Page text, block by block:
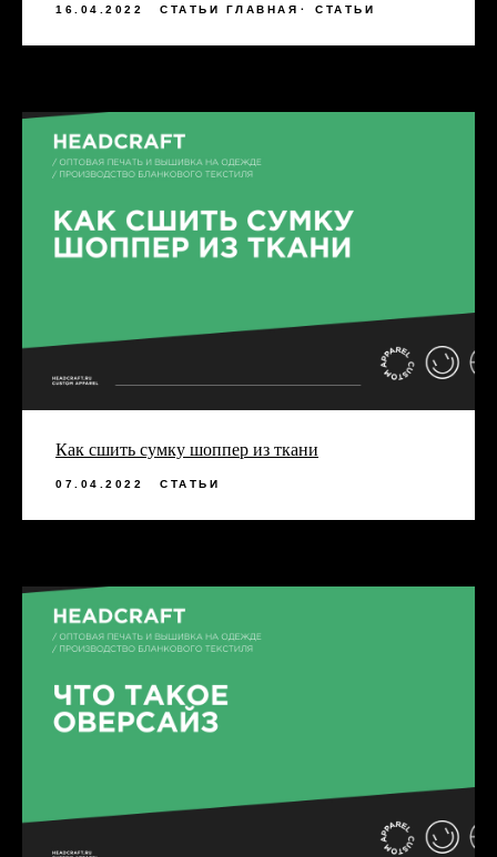
16.04.2022 СТАТЬИ ГЛАВНАЯ СТАТЬИ
Как сшить сумку шоппер из ткани
07.04.2022 СТАТЬИ
КОММЕНТАРИИ